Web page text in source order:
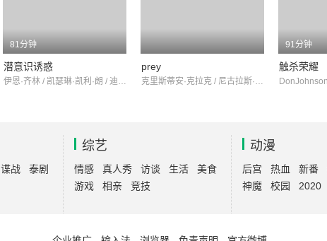
81分钟
潜意识诱惑
伊恩·齐林 / 凯瑟琳·凯利·朗 / 迪·沃伦斯
prey
克里斯蒂安·克拉克 / 尼古拉斯·贝尔 / Ben Kermode
91分钟
触杀荣耀
谍战
泰剧
综艺
情感 真人秀 访谈 生活
美食
游戏
相亲 竞技
动漫
后宫 热血 新番
神魔
校园 2020